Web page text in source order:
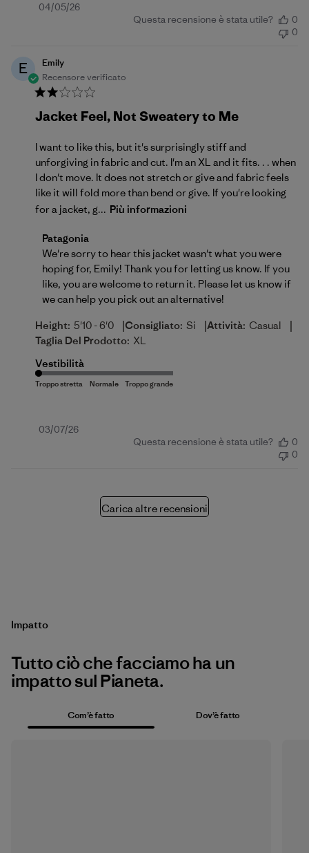
Data
04/05/26
Questa recensione è stata utile?
0
0
E
Emily
Recensore verificato
Jacket Feel, Not Sweatery to Me
I want to like this, but it's surprisingly stiff and
unforgiving in fabric and cut. I'm an XL and it fits. . . when
I don't move. It does not stretch or give and fabric feels
like it will fold more than bend or give. If you're looking
for a jacket, g... Più informazioni
Commenti del proprietario del negozio sulla
Patagonia
We're sorry to hear this jacket wasn't what you were
hoping for, Emily! Thank you for letting us know. If you
like, you are welcome to return it. Please let us know if
we can help you pick out an alternative!
Height: 5'10 - 6'0 |Consigliato: Si |Attività: Casual |
Taglia Del Prodotto: XL
Vestibilità
Data
03/07/26
Questa recensione è stata utile?
0
0
Carica altre recensioni
Impatto
Tutto ciò che facciamo ha un
impatto sul Pianeta.
Com’è fatto Dov’è fatto